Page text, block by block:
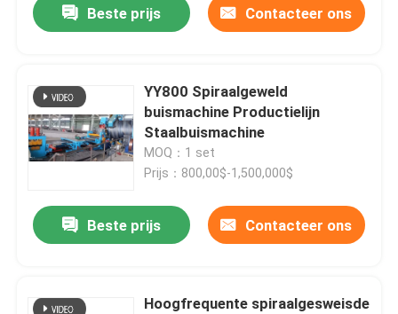
Beste prijs Contacteer ons
YY800 Spiraalgeweld
buismachine Productielijn
Staalbuismachine
MOQ：1 set
Prijs：800,00$-1,500,000$
Beste prijs Contacteer ons
Hoogfrequente spiraalgesweisde